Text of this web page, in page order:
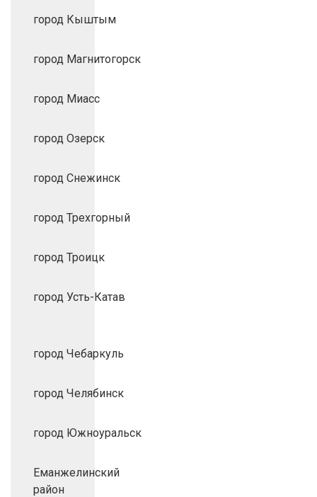
город Кыштым
город Магнитогорск
город Миасс
город Озерск
город Снежинск
город Трехгорный
город Троицк
город Усть-Катав
город Чебаркуль
город Челябинск
город Южноуральск
Еманжелинский
район